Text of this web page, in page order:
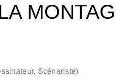
Scénariste)